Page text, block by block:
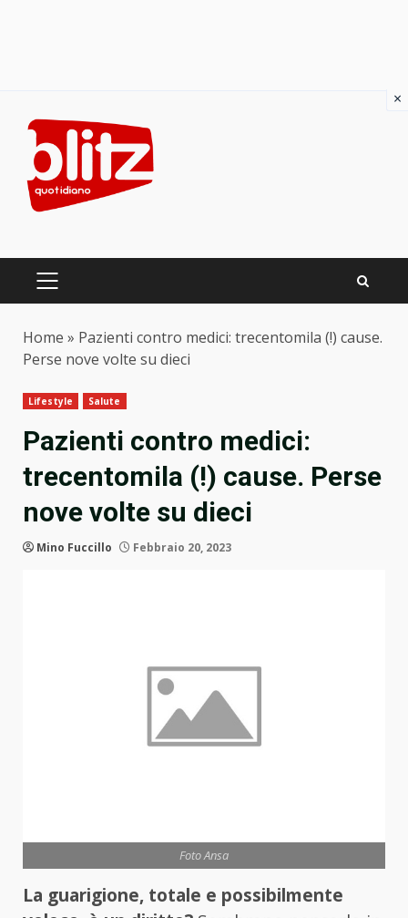
content
PRIMARY
Home » Pazienti contro medici: trecentomila (!) cause.
Perse nove volte su dieci
Lifestyle Salute
Pazienti contro medici:
trecentomila (!) cause. Perse
nove volte su dieci
Mino Fuccillo Febbraio 20, 2023
Foto Ansa
La guarigione, totale e possibilmente
×